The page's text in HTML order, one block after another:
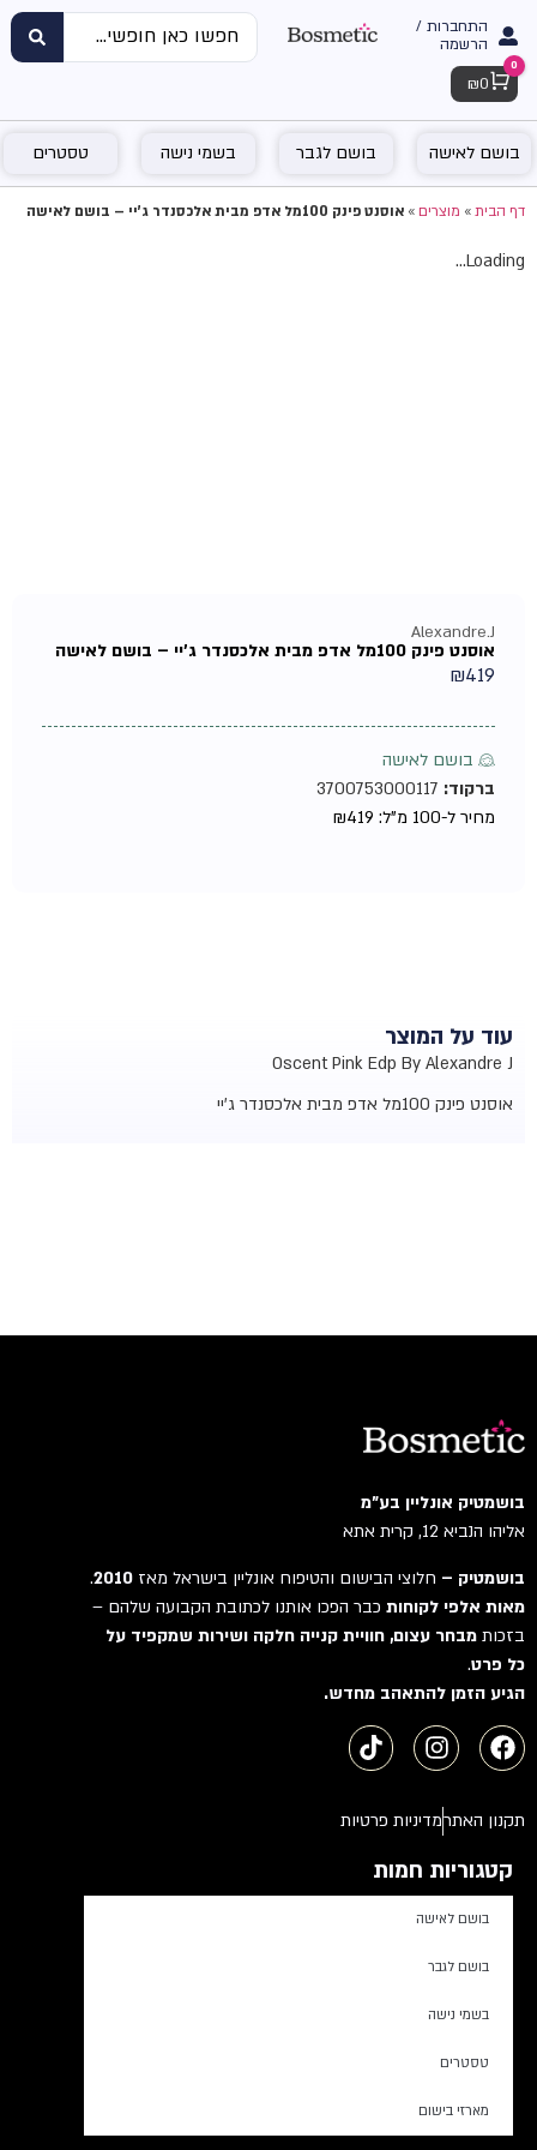
התחברות /
הרשמה
Cart
0
₪ 0
בושם לאישה בושם לגבר בשמי נישה טסטרים
דף הבית»מוצרים»אוסנט פינק 100מל אדפ מבית אלכסנדר ג'יי – בושם לאישה
Loading...
Alexandre.J
אוסנט פינק 100מל אדפ מבית אלכסנדר ג'יי – בושם לאישה
₪419
♀ בושם לאישה
ברקוד:3700753000117
מחיר ל-100 מ"ל:
₪419
עוד על המוצר
Oscent Pink Edp By Alexandre J
אוסנט פינק 100מל אדפ מבית אלכסנדר ג'יי
בושמטיק אונליין בע"מ
אליהו הנביא 12, קרית אתא
בושמטיק –חלוצי הבישום והטיפוח אונליין בישראל מאז2010
.
מאות אלפי לקוחותכבר הפכו אותנו לכתובת הקבועה שלהם –
בזכותמבחר עצום, חוויית קנייה חלקה ושירות שמקפיד על
כל פרט.
הגיע הזמן להתאהב מחדש.
תקנון האתרמדיניות פרטיות
קטגוריות חמות
בושם לאישה
בושם לגבר
בשמי נישה
טסטרים
מארזי בישום